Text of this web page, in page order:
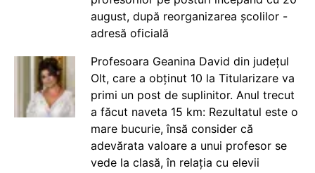
august, după reorganizarea școlilor -
adresă oficială
Profesoara Geanina David din județul
Olt, care a obținut 10 la Titularizare va
primi un post de suplinitor. Anul trecut
a făcut naveta 15 km: Rezultatul este o
mare bucurie, însă consider că
adevărata valoare a unui profesor se
vede la clasă, în relația cu elevii